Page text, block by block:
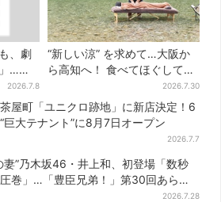
、劇
…大
語
々
2026.7.8
“新しい涼” を求めて…大阪か
ら高知へ！ 食べてほぐして
「仁淀ブルー」でととのう体
験旅【2026夏最新版】
2026.7.30
屋町「ユニクロ跡地」に新店決定！6
巨大テナント”に8月7日オープン
2026.7.7
妻”乃木坂46・井上和、初登場「数秒
巻」…「豊臣兄弟！」第30回あらす
2026.7.28